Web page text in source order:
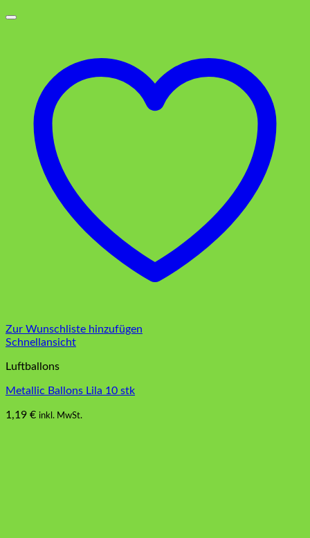
Zur Wunschliste hinzufügen
Schnellansicht
Luftballons
Metallic Ballons Lila 10 stk
1,19 € inkl. MwSt.